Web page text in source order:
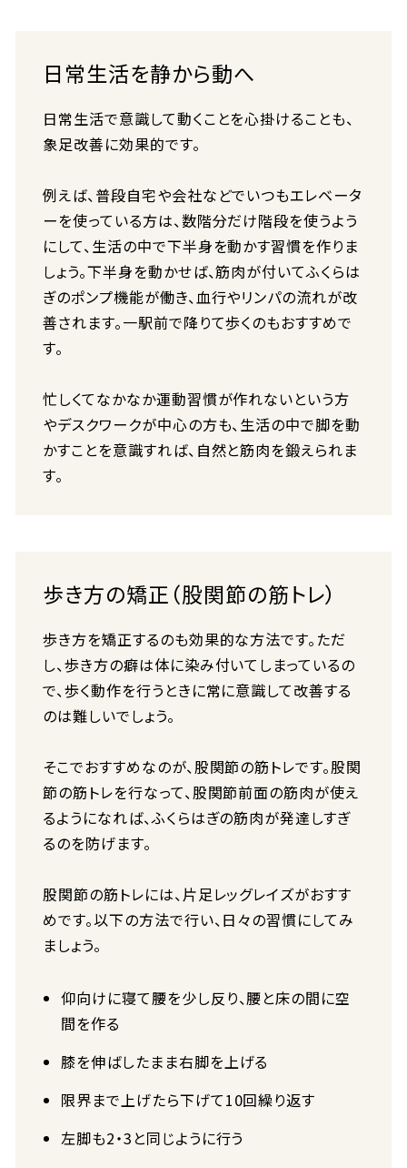
日常生活を静から動へ
日常生活で意識して動くことを心掛けることも、
象足改善に効果的です。
例えば、普段自宅や会社などでいつもエレベータ
ーを使っている方は、数階分だけ階段を使うよう
にして、生活の中で下半身を動かす習慣を作りま
しょう。下半身を動かせば、筋肉が付いてふくらは
ぎのポンプ機能が働き、血行やリンパの流れが改
善されます。一駅前で降りて歩くのもおすすめで
す。
忙しくてなかなか運動習慣が作れないという方
やデスクワークが中心の方も、生活の中で脚を動
かすことを意識すれば、自然と筋肉を鍛えられま
す。
歩き方の矯正（股関節の筋トレ）
歩き方を矯正するのも効果的な方法です。ただ
し、歩き方の癖は体に染み付いてしまっているの
で、歩く動作を行うときに常に意識して改善する
のは難しいでしょう。
そこでおすすめなのが、股関節の筋トレです。股関
節の筋トレを行なって、股関節前面の筋肉が使え
るようになれば、ふくらはぎの筋肉が発達しすぎ
るのを防げます。
股関節の筋トレには、片足レッグレイズがおすす
めです。以下の方法で行い、日々の習慣にしてみ
ましょう。
仰向けに寝て腰を少し反り、腰と床の間に空
間を作る
膝を伸ばしたまま右脚を上げる
限界まで上げたら下げて10回繰り返す
左脚も2・3と同じように行う